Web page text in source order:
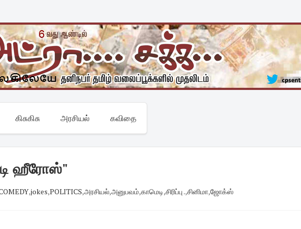
கிசுகிசு அரசியல் கவிதை
ஹீரோஸ்"
,jokes,POLITICS,அரசியல்,அனுபவம்,காமெடி,சிரிப்பு .,சினிமா,ஜோக்ஸ்